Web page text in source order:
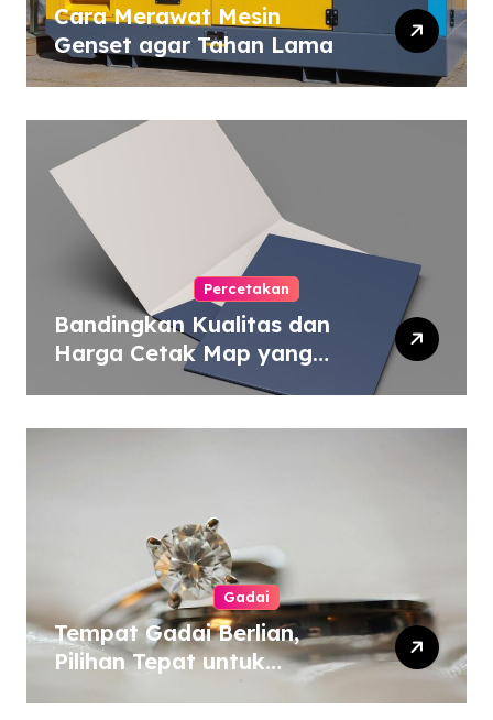
Cara Merawat Mesin
Genset agar Tahan Lama
Percetakan
Bandingkan Kualitas dan
Harga Cetak Map yang
Murah atau Mahal
Gadai
Tempat Gadai Berlian,
Pilihan Tepat untuk